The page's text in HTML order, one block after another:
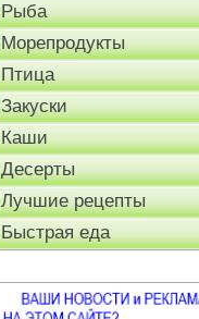
Рыба
Морепродукты
Птица
Закуски
Каши
Десерты
Лучшие рецепты
Быстрая еда